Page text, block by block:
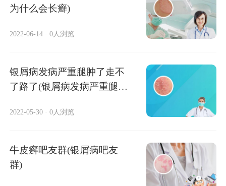
为什么会长癣)
2022-06-14 · 0人浏览
银屑病发病严重腿肿了走不
了路了(银屑病发病严重腿肿
2022-05-30 · 0人浏览
牛皮癣吧友群(银屑病吧友
群)